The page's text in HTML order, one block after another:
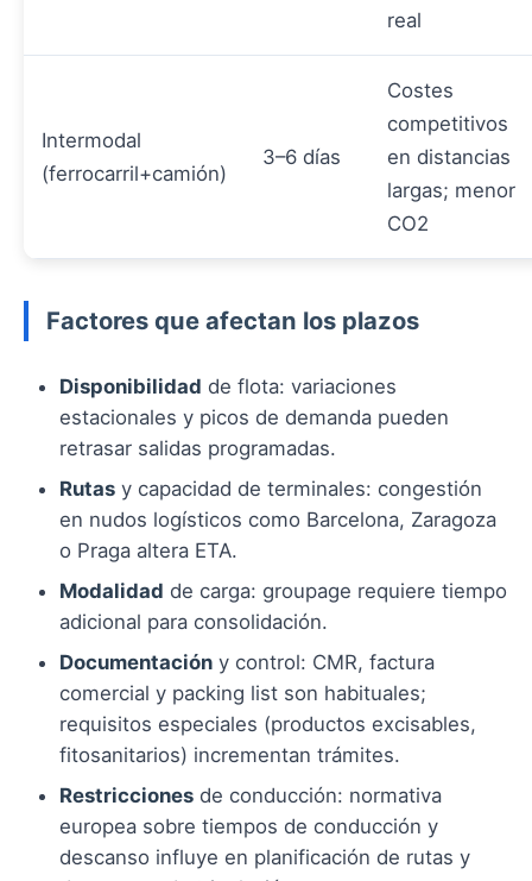
real
Intermodal
(ferrocarril+camión)
3–6 días
Costes
competitivos
en distancias
largas; menor
CO2
Factores que afectan los plazos
Disponibilidad de flota: variaciones
estacionales y picos de demanda pueden
retrasar salidas programadas.
Rutas y capacidad de terminales: congestión
en nudos logísticos como Barcelona, Zaragoza
o Praga altera ETA.
Modalidad de carga: groupage requiere tiempo
adicional para consolidación.
Documentación y control: CMR, factura
comercial y packing list son habituales;
requisitos especiales (productos excisables,
fitosanitarios) incrementan trámites.
Restricciones de conducción: normativa
europea sobre tiempos de conducción y
descanso influye en planificación de rutas y